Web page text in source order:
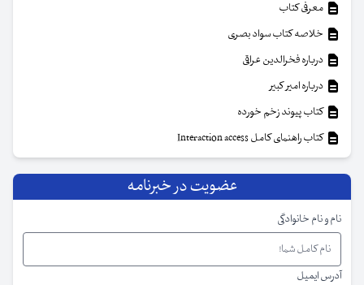
معرفی کتاب
خلاصه کتاب سواد بصری
درباره فخرالدین عراقی
درباره امیر کبیر
کتاب پیوند زخم خورده
کتاب راهنمای کامل Interaction access
عضویت در خبرنامه
نام و نام خانوادگی
آدرس ایمیل